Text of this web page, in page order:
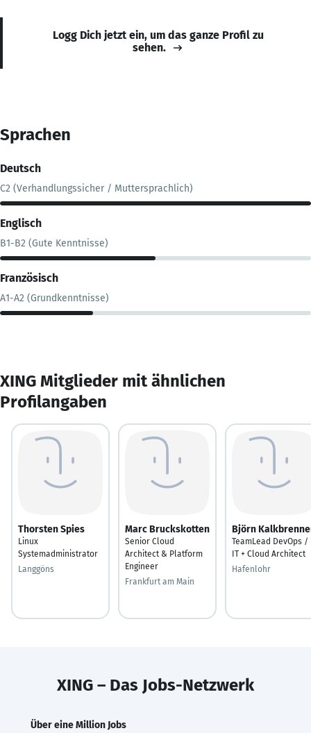
Logg Dich jetzt ein, um das ganze Profil zu
sehen.
Sprachen
Deutsch
C2 (Verhandlungssicher / Muttersprachlich)
Englisch
B1-B2 (Gute Kenntnisse)
Französisch
A1-A2 (Grundkenntnisse)
XING Mitglieder mit ähnlichen
Profilangaben
Thorsten Spies
Linux
Systemadministrator
Langgöns
Marc Bruckskotten
Senior Cloud
Architect & Platform
Engineer
Frankfurt am Main
Björn
TeamLead DevOps /
IT + Cloud Architect
Hafenlohr
XING – Das Jobs-Netzwerk
Über eine Million Jobs